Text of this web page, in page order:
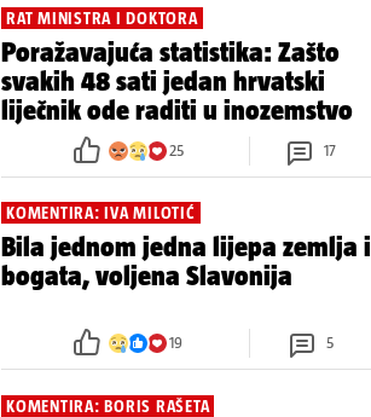
RAT MINISTRA I DOKTORA
Poražavajuća statistika: Zašto
svakih 48 sati jedan hrvatski
liječnik ode raditi u inozemstvo
25 17
KOMENTIRA: IVA MILOTIĆ
Bila jednom jedna lijepa zemlja i
bogata, voljena Slavonija
19 5
KOMENTIRA: BORIS RAŠETA